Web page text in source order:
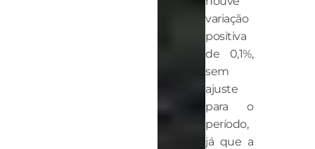
variação
positiva
de 0,1%,
sem
ajuste
para o
período,
já que a